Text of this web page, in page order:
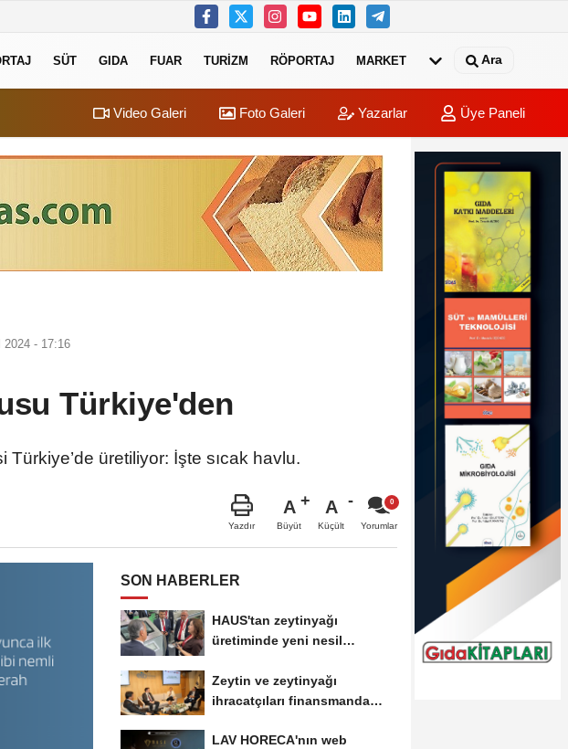
SÜT GIDA FUAR TURIZM RÖPORTAJ MARKET Ara
Video Galeri Foto Galeri Yazarlar Üye Paneli
2024 - 17:16
Türkiye'den
üretiliyor: İşte sıcak havlu.
Yazdır
A
Büyüt
A
Küçült Yorumlar
SON HABERLER
HAUS'tan zeytinyağı
üretiminde yeni nesil
Zeytin ve zeytinyağı
ihracatçıları finansmanda
LAV HORECA'nın web